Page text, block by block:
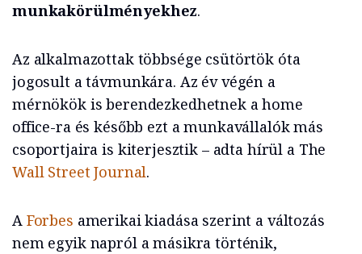
munkakörülményekhez.
Az alkalmazottak többsége csütörtök óta
jogosult a távmunkára. Az év végén a
mérnökök is berendezkedhetnek a home
office-ra és később ezt a munkavállalók más
csoportjaira is kiterjesztik – adta hírül a The
Wall Street Journal.
A Forbes amerikai kiadása szerint a változás
nem egyik napról a másikra történik,